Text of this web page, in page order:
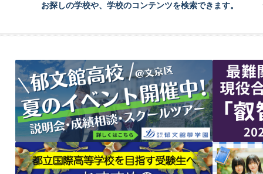
お探しの学校や、学校のコンテンツを検索できます。